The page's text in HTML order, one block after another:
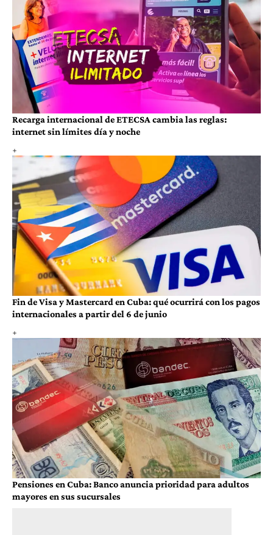
Recarga internacional de ETECSA cambia las reglas:
internet sin límites día y noche
Fin de Visa y Mastercard en Cuba: qué ocurrirá con los pagos
internacionales a partir del 6 de junio
Pensiones en Cuba: Banco anuncia prioridad para adultos
mayores en sus sucursales